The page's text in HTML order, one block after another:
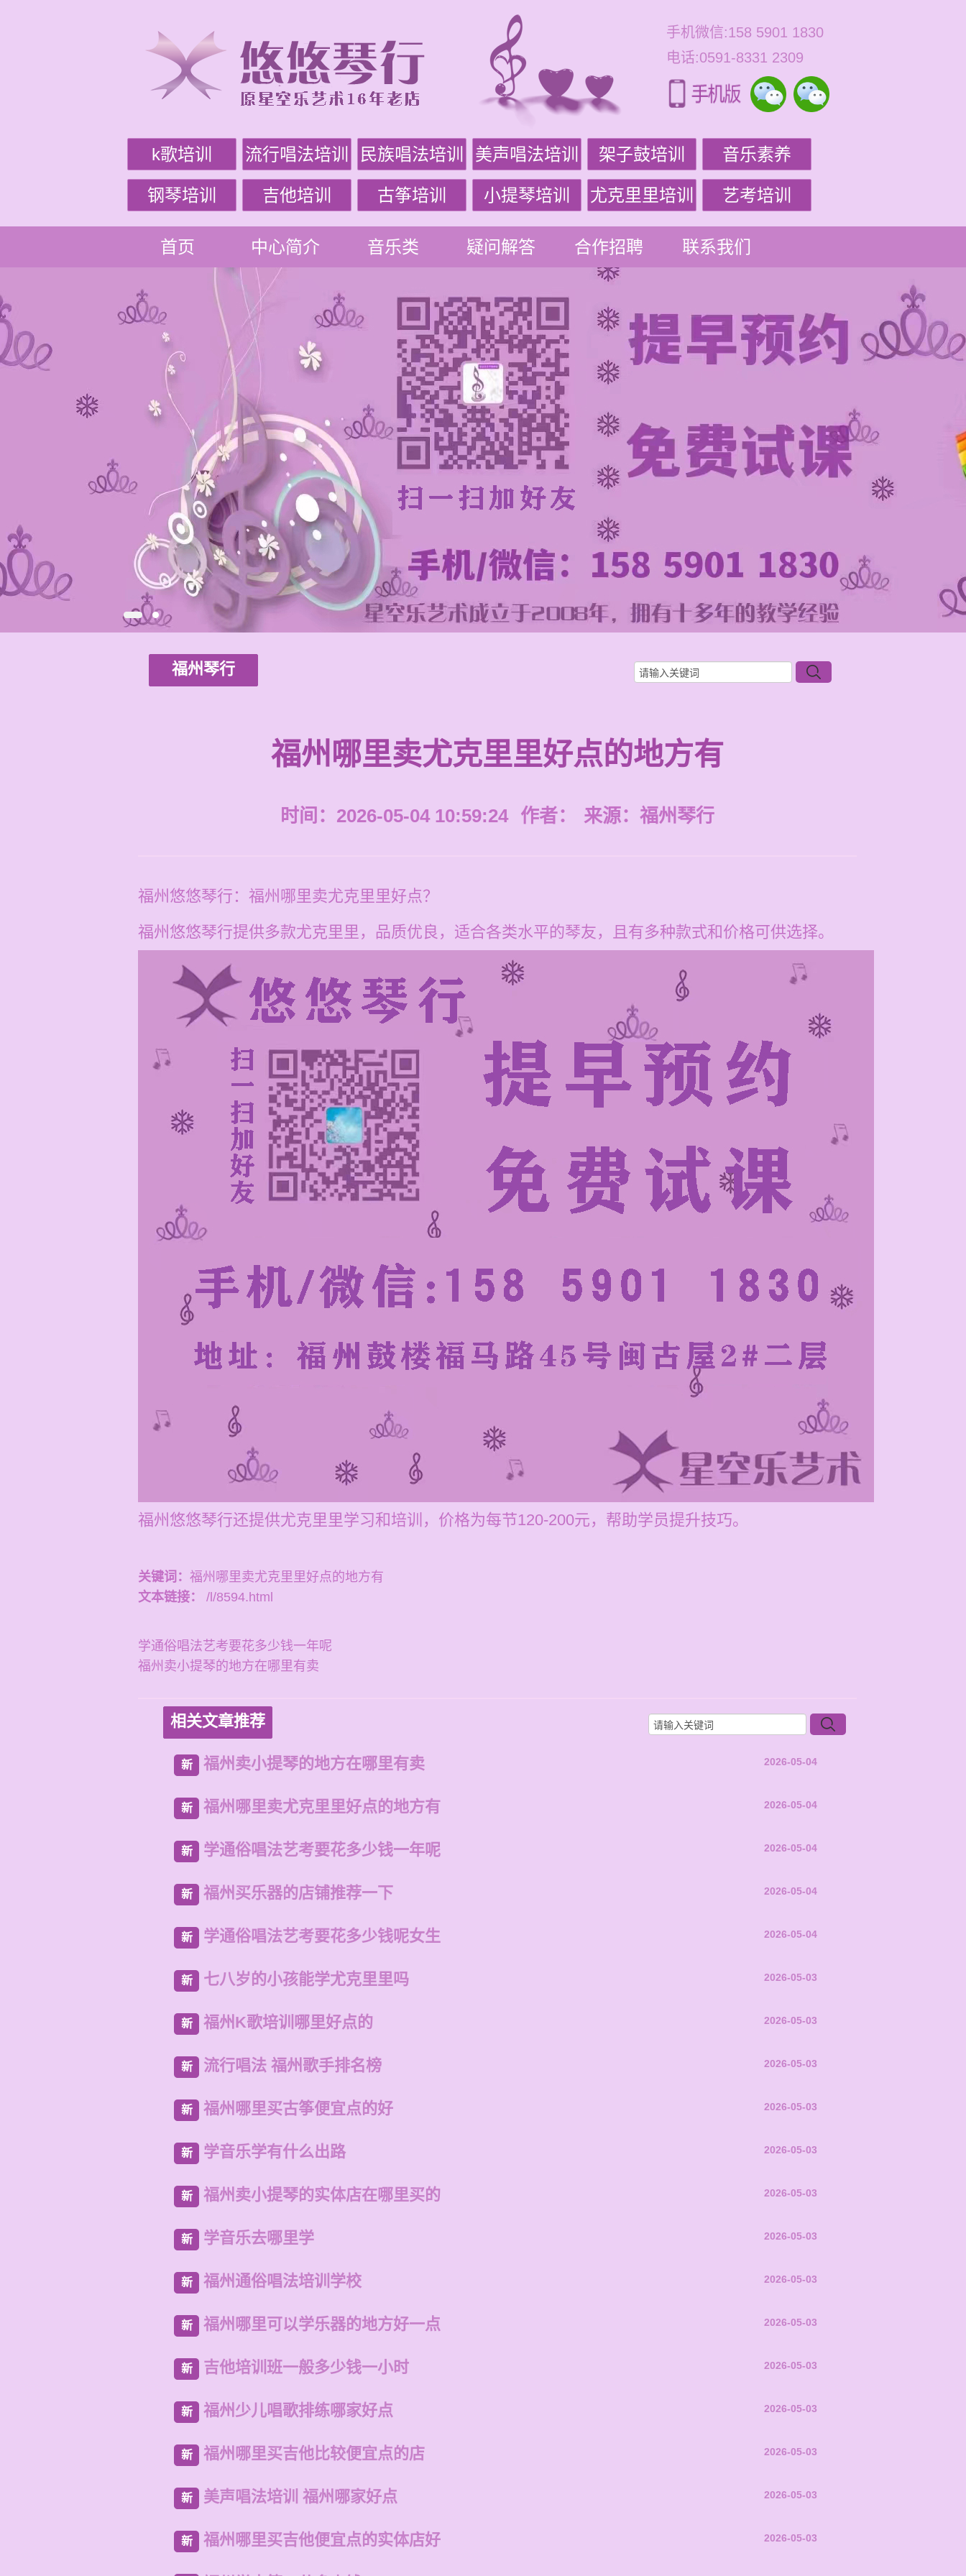
手机微信:158 5901 1830
电话:0591-8331 2309
k歌培训 流行唱法培训 民族唱法培训 美声唱法培训 架子鼓培训 音乐素养
钢琴培训 吉他培训 古筝培训 小提琴培训 尤克里里培训 艺考培训
首页 中心简介 音乐类 疑问解答 合作招聘 联系我们
福州琴行
福州哪里卖尤克里里好点的地方有
时间：2026-05-04 10:59:24 作者： 来源： 福州琴行
福州悠悠琴行：福州哪里卖尤克里里好点？
福州悠悠琴行提供多款尤克里里，品质优良，适合各类水平的琴友，且有多种款式和价格可供选择。
福州悠悠琴行还提供尤克里里学习和培训，价格为每节120-200元，帮助学员提升技巧。
关键词： 福州哪里卖尤克里里好点的地方有
文本链接：
/l/8594.html
学通俗唱法艺考要花多少钱一年呢
福州卖小提琴的地方在哪里有卖
相关文章推荐
新 福州卖小提琴的地方在哪里有卖 2026-05-04
新 福州哪里卖尤克里里好点的地方有 2026-05-04
新 学通俗唱法艺考要花多少钱一年呢 2026-05-04
新 福州买乐器的店铺推荐一下 2026-05-04
新 学通俗唱法艺考要花多少钱呢女生 2026-05-04
新 七八岁的小孩能学尤克里里吗 2026-05-03
新 福州K歌培训哪里好点的 2026-05-03
新 流行唱法 福州歌手排名榜 2026-05-03
新 福州哪里买古筝便宜点的好 2026-05-03
新 学音乐学有什么出路 2026-05-03
新 福州卖小提琴的实体店在哪里买的 2026-05-03
新 学音乐去哪里学 2026-05-03
新 福州通俗唱法培训学校 2026-05-03
新 福州哪里可以学乐器的地方好一点 2026-05-03
新 吉他培训班一般多少钱一小时 2026-05-03
新 福州少儿唱歌排练哪家好点 2026-05-03
新 福州哪里买吉他比较便宜点的店 2026-05-03
新 美声唱法培训 福州哪家好点 2026-05-03
新 福州哪里买吉他便宜点的实体店好 2026-05-03